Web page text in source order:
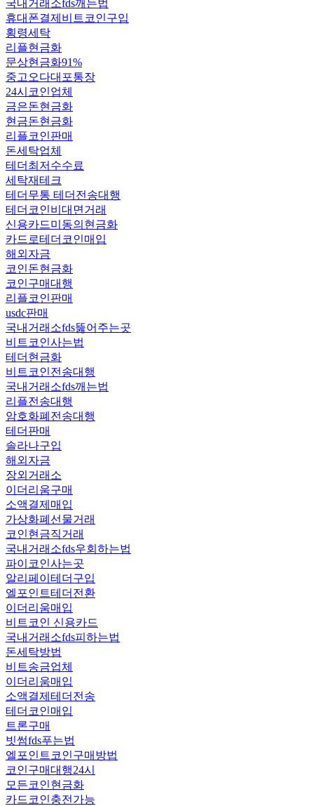
국내거래소fds깨는법
휴대폰결제비트코인구입
횡령세탁
리플현금화
문상현금화91%
중고오다대포통장
24시코인업체
금은돈현금화
현금돈현금화
리플코인판매
돈세탁업체
테더최저수수료
세탁재테크
테더무통 테더전송대행
테더코인비대면거래
신용카드미동의현금화
카드로테더코인매입
해외자금
코인돈현금화
코인구매대행
리플코인판매
usdc판매
국내거래소fds뚫어주는곳
비트코인사는법
테더현금화
비트코인전송대행
국내거래소fds깨는법
리플전송대행
암호화폐전송대행
테더판매
솔라나구입
해외자금
장외거래소
이더리움구매
소액결제매입
가상화폐선물거래
코인현금직거래
국내거래소fds우회하는법
파이코인사는곳
알리페이테더구입
엘포인트테더전환
이더리움매입
비트코인 신용카드
국내거래소fds피하는법
돈세탁방법
비트송금업체
이더리움매입
소액결제테더전송
테더코인매입
트론구매
빗썸fds푸는법
엘포인트코인구매방법
코인구매대행24시
모든코인현금화
카드코인충전가능